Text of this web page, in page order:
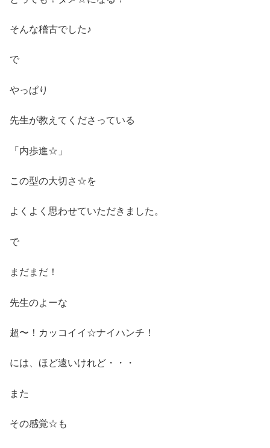
そんな稽古でした♪
で
やっぱり
先生が教えてくださっている
「内歩進☆」
この型の大切さ☆を
よくよく思わせていただきました。
で
まだまだ！
先生のよーな
超〜！カッコイイ☆ナイハンチ！
には、ほど遠いけれど・・・
また
その感覚☆も